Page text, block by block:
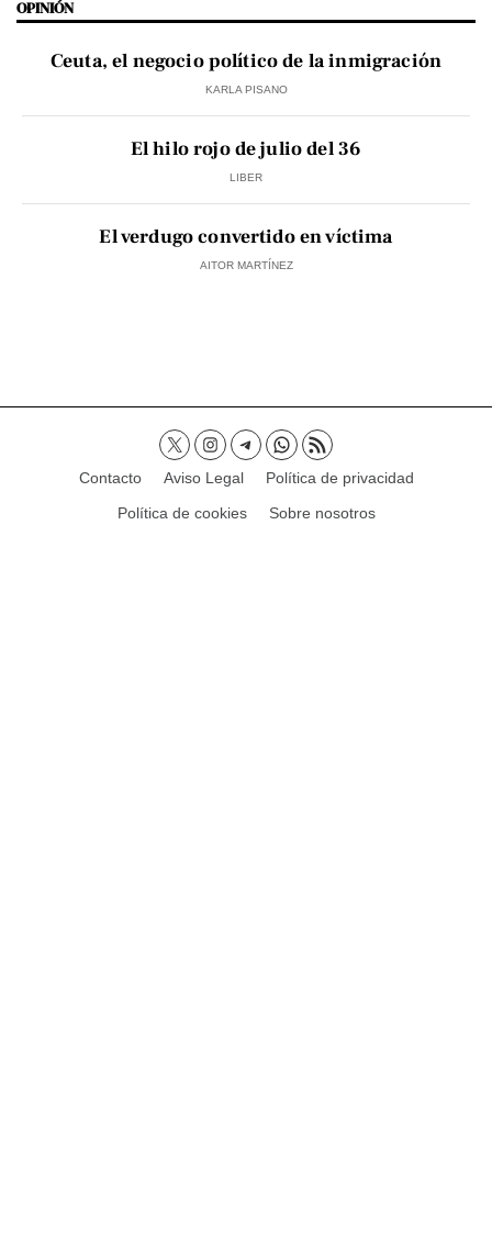
OPINIÓN
Ceuta, el negocio político de la inmigración
KARLA PISANO
El hilo rojo de julio del 36
LIBER
El verdugo convertido en víctima
AITOR MARTÍNEZ
Contacto Aviso Legal
Política de privacidad
Política de cookies
Sobre nosotros